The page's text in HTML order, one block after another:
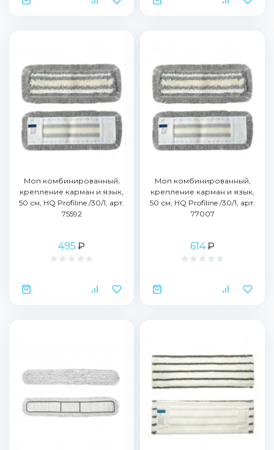
Моп комбинированный,
крепление карман и язык,
50 см, HQ Profiline /30/1, арт.
75592
495 ₽
Моп комбинированный,
крепление карман и язык,
50 см, HQ Profiline /30/1, арт.
77007
614₽